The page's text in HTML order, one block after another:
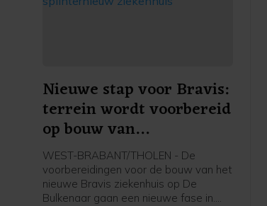
Nieuwe stap voor Bravis:
terrein wordt voorbereid
op bouw van
splinternieuw ziekenhuis
WEST-BRABANT/THOLEN - De
voorbereidingen voor de bouw van het
nieuwe Bravis ziekenhuis op De
Bulkenaar gaan een nieuwe fase in.